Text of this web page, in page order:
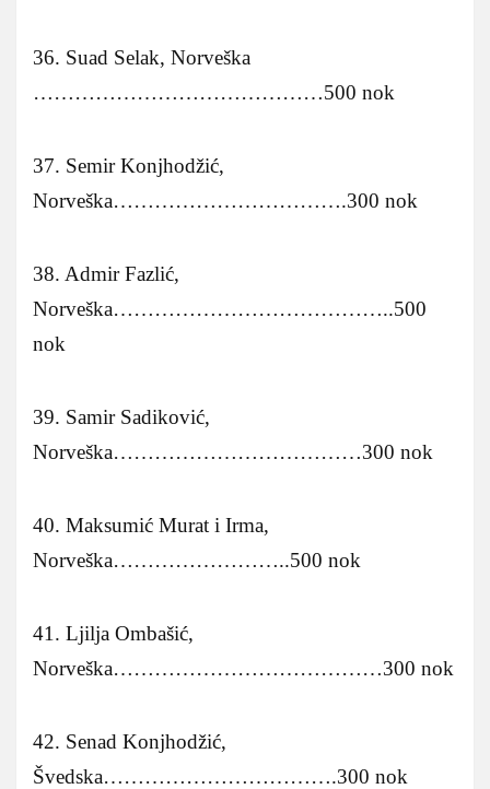
36. Suad Selak, Norveška
……………………………………500 nok
37. Semir Konjhodžić,
Norveška…………………………….300 nok
38. Admir Fazlić,
Norveška…………………………………..500
nok
39. Samir Sadiković,
Norveška………………………………300 nok
40. Maksumić Murat i Irma,
Norveška……………………..500 nok
41. Ljilja Ombašić,
Norveška…………………………………300 nok
42. Senad Konjhodžić,
Švedska…………………………….300 nok